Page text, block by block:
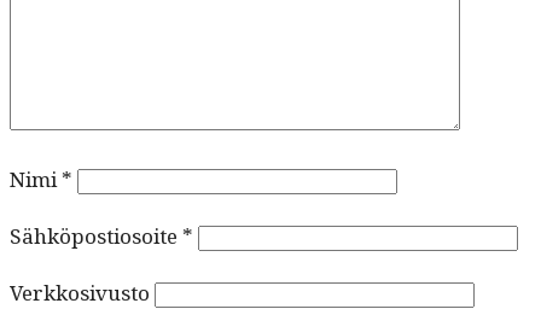
Nimi*
Sähköpostiosoite *
Verkkosivusto